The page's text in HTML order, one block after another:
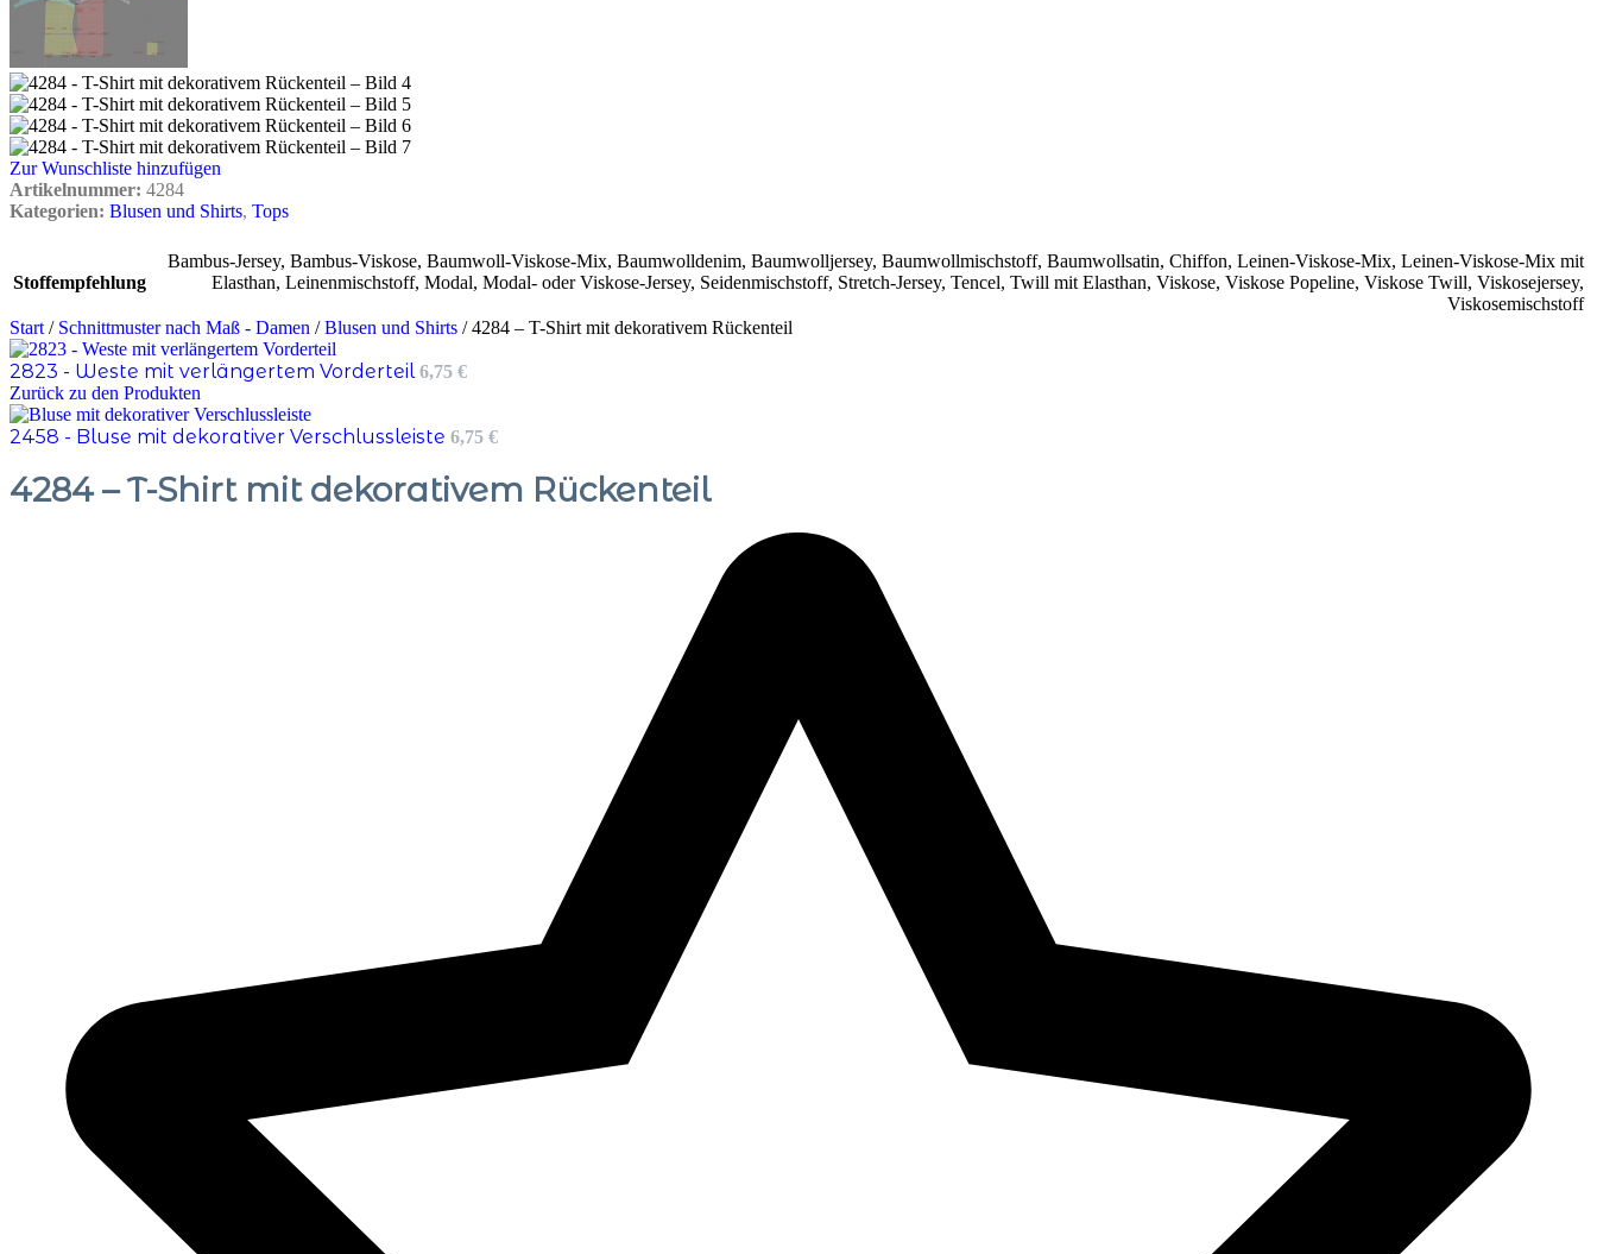
Zur Wunschliste hinzufügen
Artikelnummer: 4284
Kategorien: Blusen und Shirts, Tops
Stoffempfehlung
Bambus-Jersey, Bambus-Viskose, Baumwoll-Viskose-Mix, Baumwolldenim, Baumwolljersey, Baumwollmischstoff, Baumwollsatin, Chiffon, Leinen-Viskose-Mix, Leinen-Viskose-Mix mit
Elasthan, Leinenmischstoff, Modal, Modal- oder Viskose-Jersey, Seidenmischstoff, Stretch-Jersey, Tencel, Twill mit Elasthan, Viskose, Viskose Popeline, Viskose Twill, Viskosejersey,
Viskosemischstoff
Start / Schnittmuster nach Maß - Damen / Blusen und Shirts / 4284 – T-Shirt mit dekorativem Rückenteil
2823 - Weste mit verlängertem Vorderteil6,75 €
Zurück zu den Produkten
2458 - Bluse mit dekorativer Verschlussleiste 6,75 €
4284 – T-Shirt mit dekorativem Rückenteil